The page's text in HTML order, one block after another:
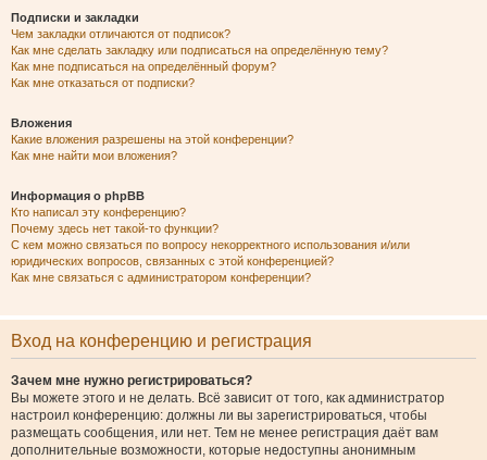
Подписки и закладки
Чем закладки отличаются от подписок?
Как мне сделать закладку или подписаться на определённую тему?
Как мне подписаться на определённый форум?
Как мне отказаться от подписки?
Вложения
Какие вложения разрешены на этой конференции?
Как мне найти мои вложения?
Информация о phpBB
Кто написал эту конференцию?
Почему здесь нет такой-то функции?
С кем можно связаться по вопросу некорректного использования и/или
юридических вопросов, связанных с этой конференцией?
Как мне связаться с администратором конференции?
Вход на конференцию и регистрация
Зачем мне нужно регистрироваться?
Вы можете этого и не делать. Всё зависит от того, как администратор
настроил конференцию: должны ли вы зарегистрироваться, чтобы
размещать сообщения, или нет. Тем не менее регистрация даёт вам
дополнительные возможности, которые недоступны анонимным